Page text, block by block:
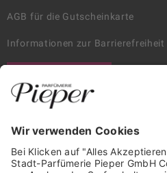
AGB für die Gutscheinkarte
Informationen zur Barrierefreiheit